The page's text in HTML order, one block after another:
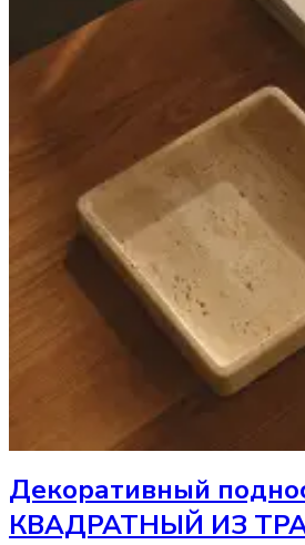
Декоративный
КВАДРАТНЫЙ ИЗ